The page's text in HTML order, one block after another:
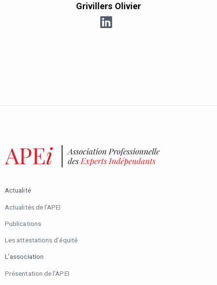
Grivillers Olivier
Actualité
Actualités de l’APEI
Publications
Les attestations d’équité
L’association
Présentation de l’APEI